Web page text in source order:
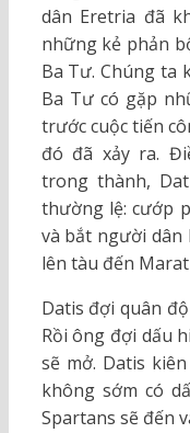
dân Eretria đã
những kẻ phản
Ba Tư. Chúng ta
Ba Tư có gặp
trước cuộc tiến
đó đã xảy ra.
trong thành,
thường lệ: cướp
và bắt người dân
lên tàu đến
Datis đợi quân
Rồi ông đợi dấu
sẽ mở. Datis
không sớm có
Spartans sẽ đến